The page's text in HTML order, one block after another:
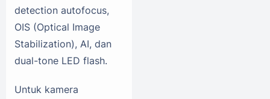
detection autofocus,
OIS (Optical Image
Stabilization), AI, dan
dual-tone LED flash.
Untuk kamera